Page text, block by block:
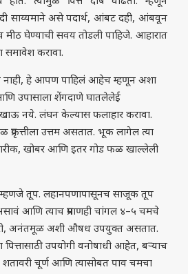
साय्यमाने असे पदार्थ, आंबट दही, आंबवून
घेण्याची सवय तोडली पाहिजे. आहारात
करावा.
नाही, हे आपण पाहिलं आहेच म्हणून अशा
उपासाला शेंगदाणे घातलेलेई
खाऊ नये. लंघन केल्यास फलाहार करावा.
प्रकृत्तीला उत्तम असतात. भूक लागेल त्या
खोबर आणि इतर गोड फळ खाल्लेली
म्हणजे तूप. लहानपणापासूनच साजूक तूप
आणि त्याच प्रमाणही चांगल ४–५ चमचे
अनंतमूळ अशी औषध उपयुक्त असतात.
उपयोगी वनोषाधी आहेत, बऱ्याच
चूर्ण आणि त्यासोबत पाव चमचा